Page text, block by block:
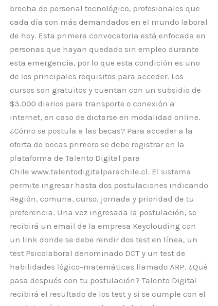
brecha de personal tecnológico, profesionales que
cada día son más demandados en el mundo laboral
de hoy. Esta primera convocatoria está enfocada en
personas que hayan quedado sin empleo durante
esta emergencia, por lo que esta condición es uno
de los principales requisitos para acceder. Los
cursos son gratuitos y cuentan con un subsidio de
$3.000 diarios para transporte o conexión a
internet, en caso de dictarse en modalidad online.
¿Cómo se postula a las becas? Para acceder a la
oferta de becas primero se debe registrar en la
plataforma de Talento Digital para
Chile www.talentodigitalparachile.cl. El sistema
permite ingresar hasta dos postulaciones indicando
Región, comuna, curso, jornada y prioridad de tu
preferencia. Una vez ingresada la postulación, se
recibirá un email de la empresa Keyclouding con
un link donde se debe rendir dos test en línea, un
test Psicolaboral denominado DCT y un test de
habilidades lógico-matemáticas llamado ARP. ¿Qué
pasa después con tu postulación? Talento Digital
recibirá el resultado de los test y si se cumple con el